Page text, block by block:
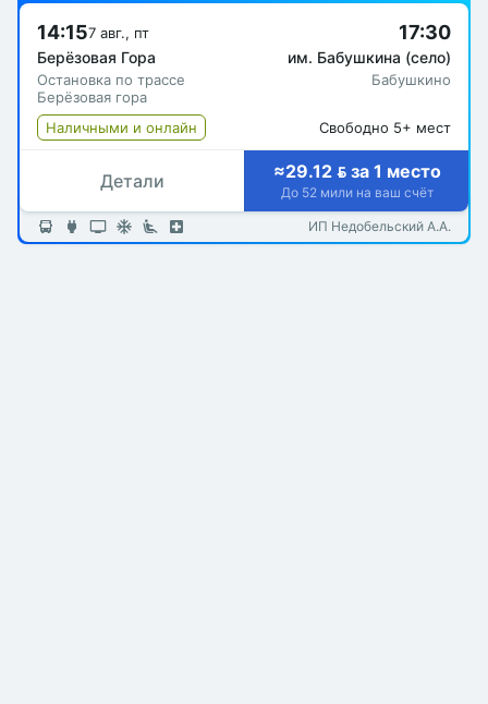
14:157 авг., пт
Берёзовая Гора
Остановка по трассе
Берёзовая гора
17:30
им. Бабушкина (село)
Бабушкино
Наличными и онлайн Свободно 5+ мест
Детали ≈29.12  за 1 место
До 52 мили на ваш счёт
ИП Недобельский А.А.